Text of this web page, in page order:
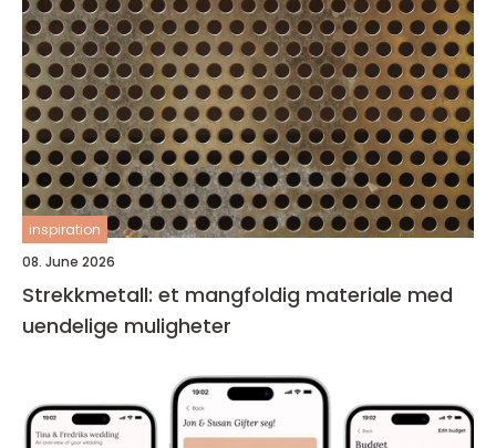
inspiration
08. June 2026
Strekkmetall: et mangfoldig materiale med
uendelige muligheter